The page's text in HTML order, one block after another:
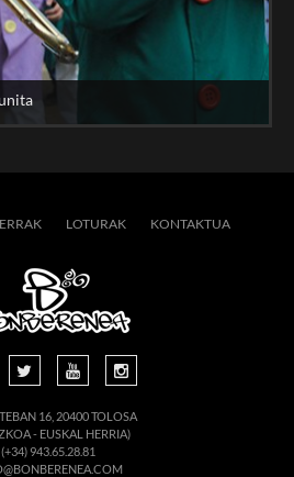
LOTURAK KONTAKTUA
16, 20400 TOLOSA
- EUSKAL HERRIA)
(+34) 943.65.28.81